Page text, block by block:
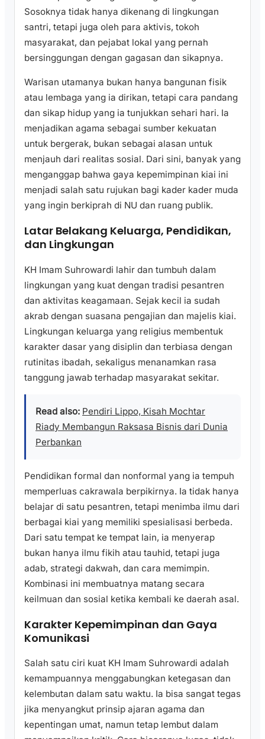
Sosoknya tidak hanya dikenang di lingkungan
santri, tetapi juga oleh para aktivis, tokoh
masyarakat, dan pejabat lokal yang pernah
bersinggungan dengan gagasan dan sikapnya.
Warisan utamanya bukan hanya bangunan fisik
atau lembaga yang ia dirikan, tetapi cara pandang
dan sikap hidup yang ia tunjukkan sehari hari. Ia
menjadikan agama sebagai sumber kekuatan
untuk bergerak, bukan sebagai alasan untuk
menjauh dari realitas sosial. Dari sini, banyak yang
menganggap bahwa gaya kepemimpinan kiai ini
menjadi salah satu rujukan bagi kader kader muda
yang ingin berkiprah di NU dan ruang publik.
Latar Belakang Keluarga, Pendidikan,
dan Lingkungan
KH Imam Suhrowardi lahir dan tumbuh dalam
lingkungan yang kuat dengan tradisi pesantren
dan aktivitas keagamaan. Sejak kecil ia sudah
akrab dengan suasana pengajian dan majelis kiai.
Lingkungan keluarga yang religius membentuk
karakter dasar yang disiplin dan terbiasa dengan
rutinitas ibadah, sekaligus menanamkan rasa
tanggung jawab terhadap masyarakat sekitar.
Read also: Pendiri Lippo, Kisah Mochtar
Riady Membangun Raksasa Bisnis dari Dunia
Perbankan
Pendidikan formal dan nonformal yang ia tempuh
memperluas cakrawala berpikirnya. Ia tidak hanya
belajar di satu pesantren, tetapi menimba ilmu dari
berbagai kiai yang memiliki spesialisasi berbeda.
Dari satu tempat ke tempat lain, ia menyerap
bukan hanya ilmu fikih atau tauhid, tetapi juga
adab, strategi dakwah, dan cara memimpin.
Kombinasi ini membuatnya matang secara
keilmuan dan sosial ketika kembali ke daerah asal.
Karakter Kepemimpinan dan Gaya
Komunikasi
Salah satu ciri kuat KH Imam Suhrowardi adalah
kemampuannya menggabungkan ketegasan dan
kelembutan dalam satu waktu. Ia bisa sangat tegas
jika menyangkut prinsip ajaran agama dan
kepentingan umat, namun tetap lembut dalam